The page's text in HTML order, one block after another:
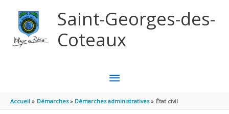
Saint-Georges-des-
Coteaux
MENU
PRINCIPAL
Accueil Démarches Démarches administratives État civil